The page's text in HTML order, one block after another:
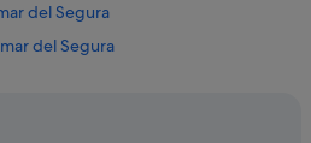
del Segura
del Segura